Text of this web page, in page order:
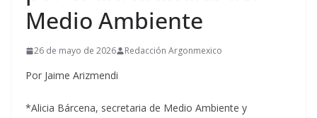
Medio Ambiente
26 de mayo de 2026 Redacción Argonmexico
Por Jaime Arizmendi
*Alicia Bárcena, secretaria de Medio Ambiente y